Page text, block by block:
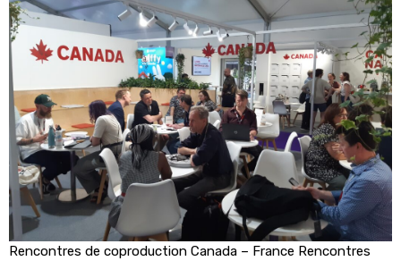
Rencontres de coproduction Canada – France Rencontres